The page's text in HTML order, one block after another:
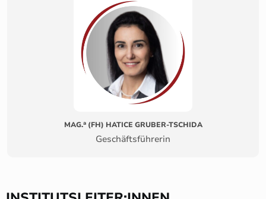
MAG.a(FH) HATICE GRUBER-TSCHIDA
Geschäftsführerin